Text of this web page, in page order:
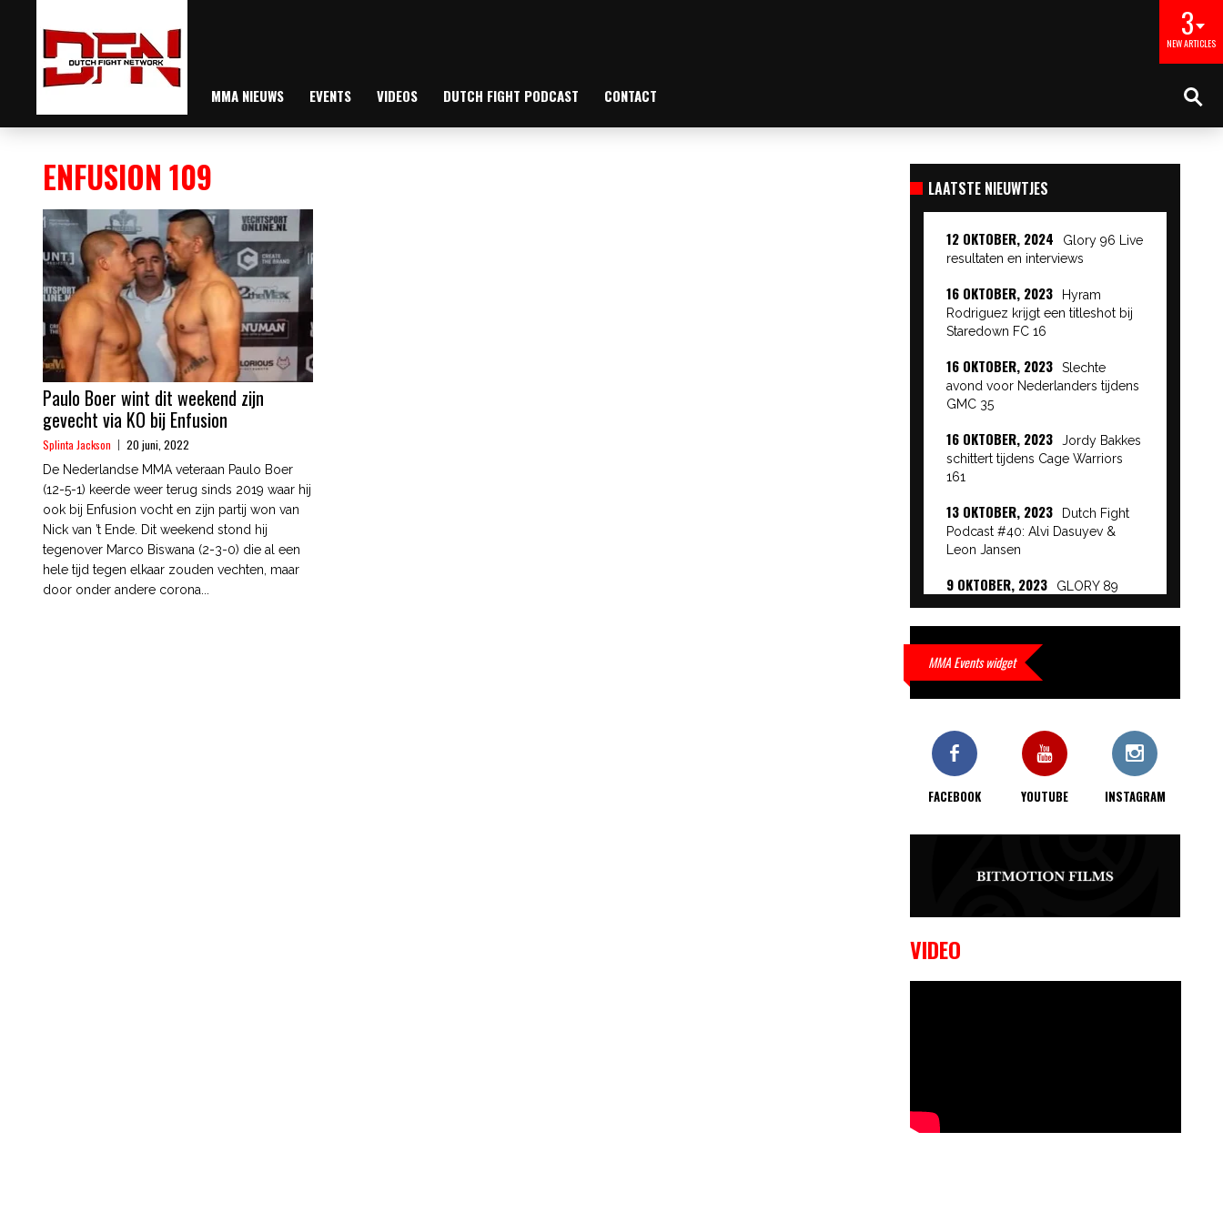
3
NEW ARTICLES
MMA NIEUWS EVENTS VIDEOS DUTCH FIGHT PODCAST CONTACT
ENFUSION 109
Paulo Boer wint dit weekend zijn
gevecht via KO bij Enfusion
Splinta Jackson 20 juni, 2022
De Nederlandse MMA veteraan Paulo Boer
(12-5-1) keerde weer terug sinds 2019 waar hij
ook bij Enfusion vocht en zijn partij won van
Nick van ’t Ende. Dit weekend stond hij
tegenover Marco Biswana (2-3-0) die al een
hele tijd tegen elkaar zouden vechten, maar
door onder andere corona...
LAATSTE NIEUWTJES
12 OKTOBER, 2024
Glory 96 Live
resultaten en interviews
16 OKTOBER, 2023
Hyram
Rodriguez krijgt een titleshot bij
Staredown FC 16
16 OKTOBER, 2023
Slechte
avond voor Nederlanders tijdens
GMC 35
16 OKTOBER, 2023
Jordy Bakkes
schittert tijdens Cage Warriors
161
13 OKTOBER, 2023
Dutch Fight
Podcast #40: Alvi Dasuyev &
Leon Jansen
9 OKTOBER, 2023
GLORY 89
Beatdown 9 Event Results
interviews hier
9 OKTOBER, 2023
Alvi Dasuyev
gemaakt is…
9 OKTOBER, 2023
CWA Lowlands 7
MMA Events widget
FACEBOOK YOUTUBE INSTAGRAM
VIDEO